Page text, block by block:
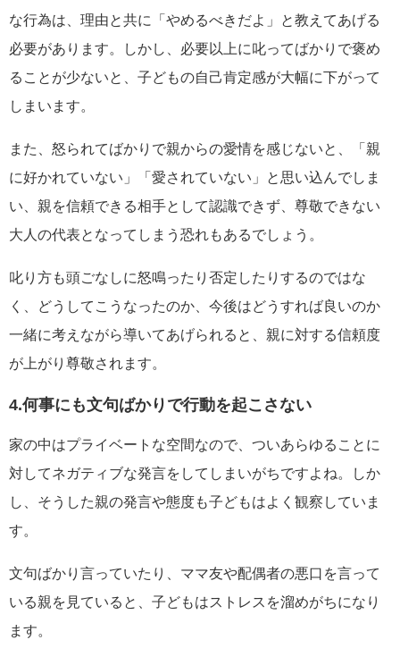
な行為は、理由と共に「やめるべきだよ」と教えてあげる
必要があります。しかし、必要以上に叱ってばかりで褒め
ることが少ないと、子どもの自己肯定感が大幅に下がって
しまいます。
また、怒られてばかりで親からの愛情を感じないと、「親
に好かれていない」「愛されていない」と思い込んでしま
い、親を信頼できる相手として認識できず、尊敬できない
大人の代表となってしまう恐れもあるでしょう。
叱り方も頭ごなしに怒鳴ったり否定したりするのではな
く、どうしてこうなったのか、今後はどうすれば良いのか
一緒に考えながら導いてあげられると、親に対する信頼度
が上がり尊敬されます。
4.何事にも文句ばかりで行動を起こさない
家の中はプライベートな空間なので、ついあらゆることに
対してネガティブな発言をしてしまいがちですよね。しか
し、そうした親の発言や態度も子どもはよく観察していま
す。
文句ばかり言っていたり、ママ友や配偶者の悪口を言って
いる親を見ていると、子どもはストレスを溜めがちになり
ます。